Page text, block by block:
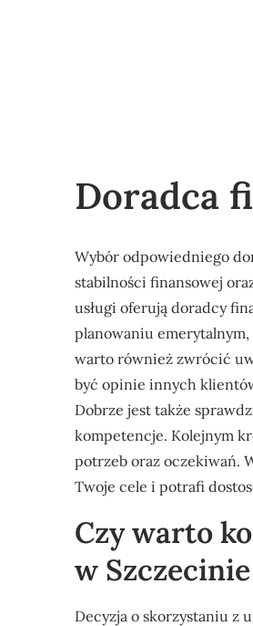
Doradca
Wybór odpowiedniego
stabilności finansowej
usługi oferują doradcy
planowaniu
warto również zwrócić
być opinie innych
Dobrze jest także
kompetencje. Kolejnym
potrzeb oraz oczekiwań.
Twoje cele i potrafi
Czy warto
w Szczecinie
Decyzja o skorzystaniu z